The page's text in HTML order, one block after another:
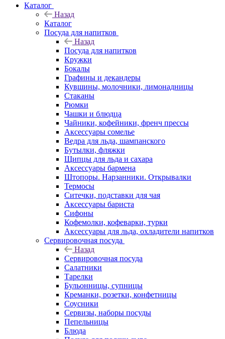
Каталог
Назад
Каталог
Посуда для напитков
Назад
Посуда для напитков
Кружки
Бокалы
Графины и декандеры
Кувшины, молочники, лимонадницы
Стаканы
Рюмки
Чашки и блюдца
Чайники, кофейники, френч прессы
Аксессуары сомелье
Ведра для льда, шампанского
Бутылки, фляжки
Щипцы для льда и сахара
Аксессуары бармена
Штопоры. Нарзанники. Открывалки
Термосы
Ситечки, подставки для чая
Аксессуары бариста
Сифоны
Кофемолки, кофеварки, турки
Аксессуары для льда, охладители напитков
Сервировочная посуда
Назад
Сервировочная посуда
Салатники
Тарелки
Бульонницы, супницы
Креманки, розетки, конфетницы
Соусники
Сервизы, наборы посуды
Пепельницы
Блюда